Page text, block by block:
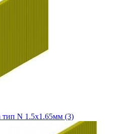
N 1.5х1.65мм (3)